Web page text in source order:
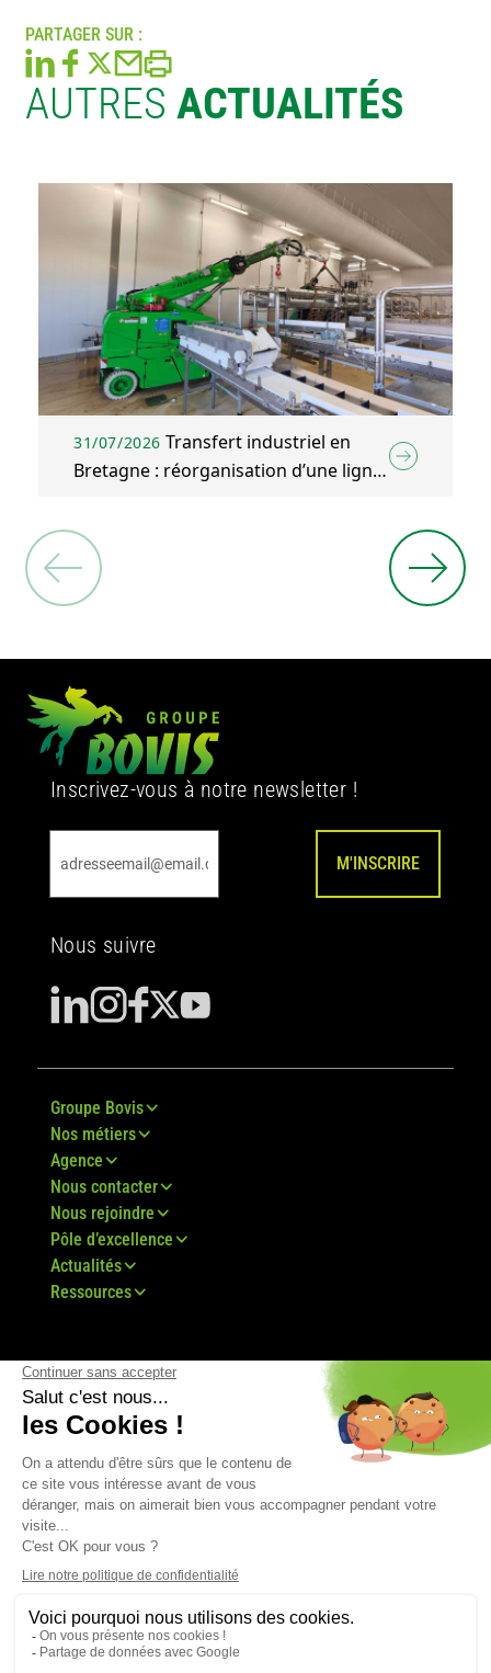
PARTAGER SUR :
AUTRESACTUALITÉS
31/07/2026 Transfert industriel en
Bretagne : réorganisation d’une ligne
Inscrivez-vous à notre newsletter !
M'INSCRIRE
Nous suivre
Groupe Bovis
Nos métiers
Agence
Nous contacter
Nous rejoindre
Pôle d’excellence
Actualités
Ressources
© Groupe Bovis 2024 - Mentions légales
-Plan du site CGV